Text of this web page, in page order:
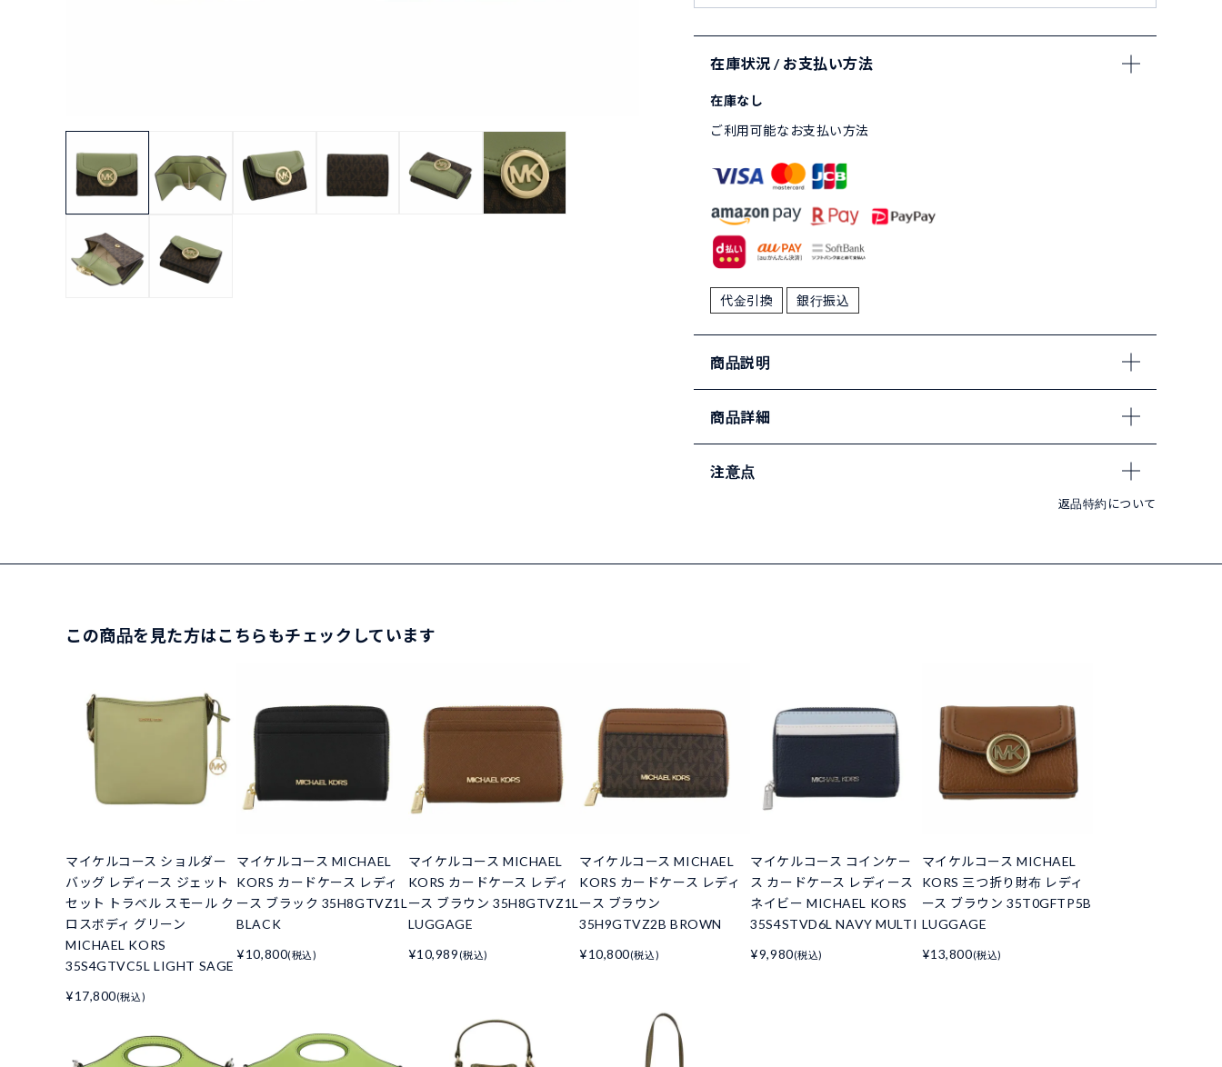
在庫状況 / お支払い方法
在庫なし
ご利用可能なお支払い方法
代金引換 銀行振込
商品説明
商品詳細
注意点
返品特約について
この商品を見た方はこちらもチェックしています
マイケルコース ショルダー
バッグ レディース ジェット
セット トラベル スモール ク
ロスボディ グリーン
MICHAEL KORS
35S4GTVC5L LIGHT SAGE
¥17,800(税込)
マイケルコース MICHAEL
KORS カードケース レディ
ース ブラック 35H8GTVZ1L
BLACK
¥10,800(税込)
マイケルコース MICHAEL
KORS カードケース レディ
ース ブラウン 35H8GTVZ1L
LUGGAGE
¥10,989 (税込)
マイケルコース MICHAEL
KORS カードケース レディ
ース ブラウン
35H9GTVZ2B BROWN
¥10,800(税込)
マイケルコース コインケー
ス カードケース レディース
ネイビー MICHAEL KORS
35S4STVD6L NAVY MULTI
¥9,980(税込)
マイケルコース MICHAEL
KORS 三つ折り財布 レディ
ース ブラウン 35T0GFTP5B
LUGGAGE
¥13,800(税込)